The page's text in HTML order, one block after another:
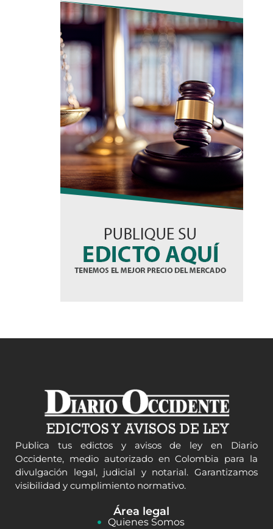
Publica tus edictos y avisos de ley en Diario
Occidente, medio autorizado en Colombia para la
divulgación legal, judicial y notarial. Garantizamos
visibilidad y cumplimiento normativo.
Área legal
Quienes Somos